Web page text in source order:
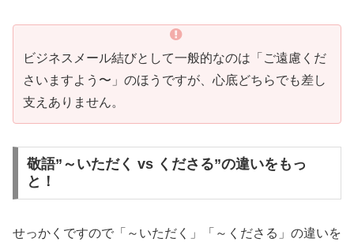
ビジネスメール結びとして一般的なのは「ご遠慮くだ
さいますよう〜」のほうですが、心底どちらでも差し
支えありません。
敬語”～いただく vs くださる”の違いをもっ
と！
せっかくですので「～いただく」「～くださる」の違いを